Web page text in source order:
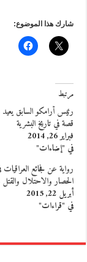
شارك هذا الموضوع:
مرتبط
رئيس أرامكو السابق يعيد
قصة في تاريخ البشرية
فبراير 26, 2014
في "إضاءات"
رواية عن فجائع العراقيات
الحصار والاحتلال والقتل
أبريل 22, 2015
في "قراءات"